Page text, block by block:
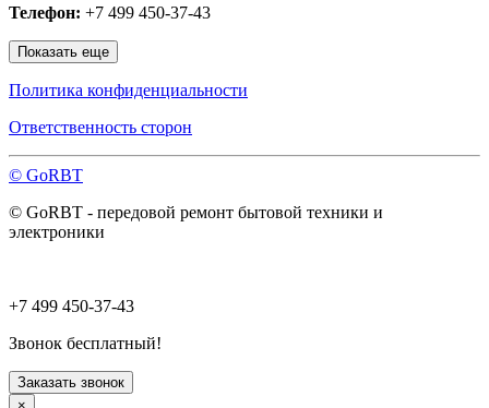
Ногинск
Одинцово
Ожерелье
Орехово-Зуево
Пересвет
Подольск
Протвино
Пущино
Раменское
Руза
Сергиев Посад
Серпухов
Солнечногорск
Старая Купавна
Ступино
Телефон: +7 499 450-37-43
Показать еще
Политика конфиденциальности
Ответственность сторон
© GoRBT
© GoRBT - передовой ремонт бытовой техники и
электроники
+7 499 450-37-43
Звонок бесплатный!
Заказать звонок